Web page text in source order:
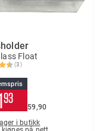
Float
(3)
5 mulige
93
59 90
i butikk